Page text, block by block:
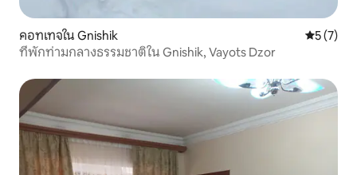
คอทเทจใน Gnishik คะแนนเฉ
5 (7)
ที่พักท่ามกลางธรรมชาติใน Gnishik, Vayots Dzor